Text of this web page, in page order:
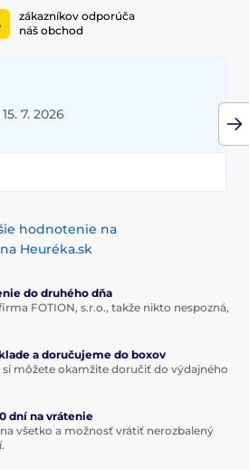
zákazníkov odporúča
náš obchod
7. 2026
hodnotenie na
na Heuréka.sk
do druhého dňa
FOTION, s.r.o., takže nikto nespozná,
a doručujeme do boxov
môžete okamžite doručiť do výdajného
dní na vrátenie
všetko a možnosť vrátiť nerozbalený